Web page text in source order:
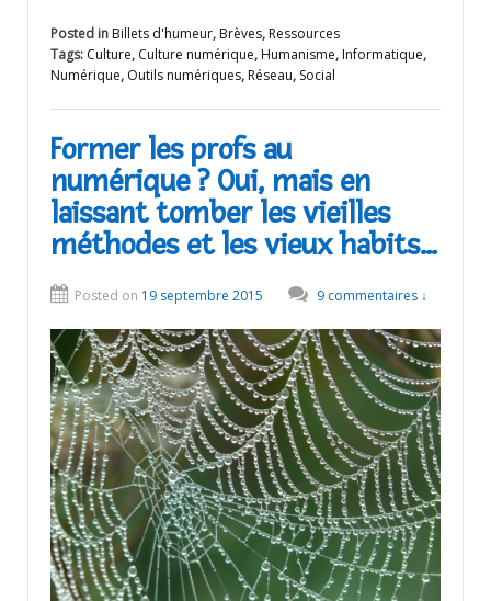
Posted in Billets d'humeur, Brèves, Ressources
Tags: Culture, Culture numérique, Humanisme, Informatique,
Numérique, Outils numériques, Réseau, Social
Former les profs au
numérique ? Oui, mais en
laissant tomber les vieilles
méthodes et les vieux habits…
Posted on 19 septembre 2015 9 commentaires ↓